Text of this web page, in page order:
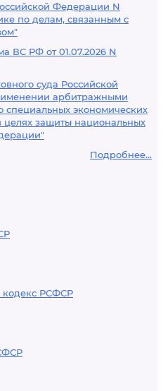
Федерации N
по делам, связанным с
ВС РФ от 01.07.2026 N
суда Российской
арбитражными
специальных экономических
целях защиты национальных
Подробнее...
кодекс РСФСР